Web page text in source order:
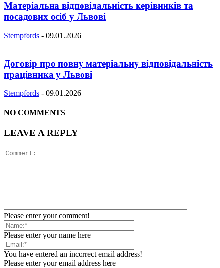
Матеріальна відповідальність керівників та
посадових осіб у Львові
Stempfords - 09.01.2026
Договір про повну матеріальну відповідальність
працівника у Львові
Stempfords - 09.01.2026
NO COMMENTS
LEAVE A REPLY
Please enter your comment!
Please enter your name here
You have entered an incorrect email address!
Please enter your email address here